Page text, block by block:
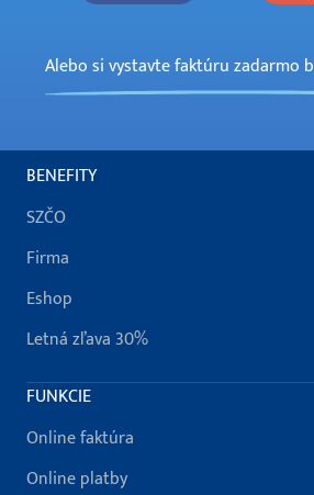
Alebo si vystavte faktúru zadarmo
BENEFITY
SZČO
Firma
Eshop
Letná zľava 30%
FUNKCIE
Online faktúra
Online platby